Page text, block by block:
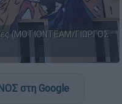
(ΜΟΤΙΟΝΤΕΑΜ/ΓΙΩΡΓΟΣ
στη Google